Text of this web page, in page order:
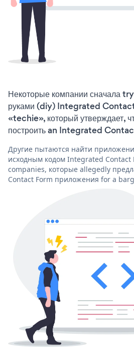
Некоторые компании сначала
руками (diy) Integrated
«techie», который утверждает,
построить an Integrated
Другие пытаются найти
исходным кодом Integrated Contact
companies, которые allegedly
Contact Form приложения for a